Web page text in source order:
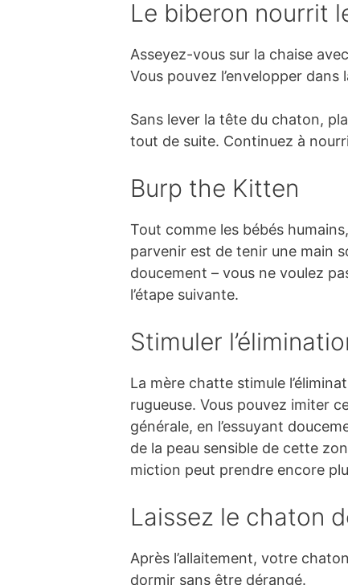
Le biberon nourrit
Asseyez-vous sur la chaise
Vous pouvez l’envelopper
Sans lever la tête du chaton,
tout de suite. Continuez à
Burp the Kitten
Tout comme les bébés
parvenir est de tenir une main
doucement – vous ne voulez
l’étape suivante.
Stimuler
La mère chatte stimule
rugueuse. Vous pouvez imiter
générale, en l’essuyant
de la peau sensible de cette
miction peut prendre encore
Laissez le chaton
Après l’allaitement, votre
dormir sans être dérangé.